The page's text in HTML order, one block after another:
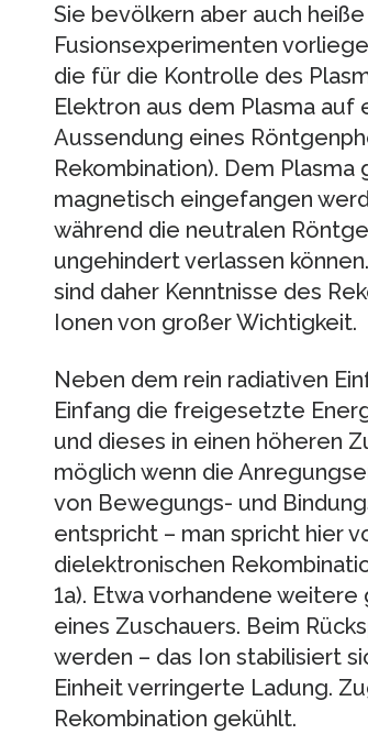
Sie bevölkern aber auch
Fusionsexperimenten
die für die Kontrolle des
Elektron aus dem Plasma auf
Aussendung eines
Rekombination). Dem
magnetisch eingefangen
während die neutralen
ungehindert verlassen
sind daher Kenntnisse des
Ionen von großer Wichtigkeit.
Neben dem rein radiativen
Einfang die freigesetzte
und dieses in einen höheren
möglich wenn die
von Bewegungs- und
entspricht – man spricht hier
dielektronischen
1a). Etwa vorhandene
eines Zuschauers. Beim
werden – das Ion stabilisiert
Einheit verringerte Ladung.
Rekombination gekühlt.